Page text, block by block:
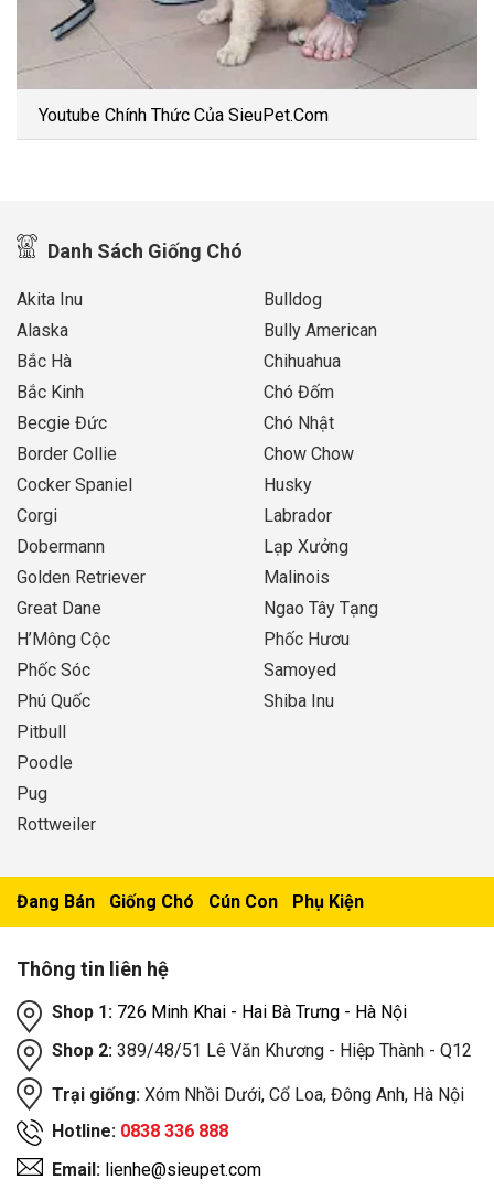
Youtube Chính Thức Của SieuPet.Com
Danh Sách Giống Chó
Akita Inu
Alaska
Bắc Hà
Bắc Kinh
Becgie Đức
Border Collie
Bulldog
Bully American
Chihuahua
Chó Đốm
Chó Nhật
Chow Chow
Cocker Spaniel
Corgi
Dobermann
Golden Retriever
Great Dane
H’Mông Cộc
Husky
Labrador
Lạp Xưởng
Malinois
Ngao Tây Tạng
Phốc Hươu
Phốc Sóc
Phú Quốc
Pitbull
Poodle
Pug
Rottweiler
Samoyed
Shiba Inu
Đang Bán Giống Chó Cún Con Phụ Kiện
Thông tin liên hệ
Shop 1: 726 Minh Khai - Hai Bà Trưng - Hà Nội
Shop 2: 389/48/51 Lê Văn Khương - Hiệp Thành - Q12
Trại giống: Xóm Nhồi Dưới, Cổ Loa, Đông Anh, Hà Nội
Hotline: 0838 336 888
Email: lienhe@sieupet.com